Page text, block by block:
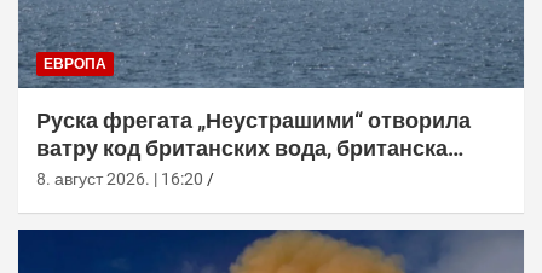
ЕВРОПА
Руска фрегата „Неустрашими“ отворила
ватру код британских вода, британска
морнарица појачала праћење
8. август 2026. | 16:20